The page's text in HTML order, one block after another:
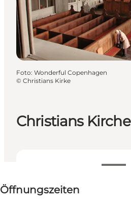
Reiseplanung
Christians Kirche
Öffnungszeiten anzeigen
Öffnungszeiten
Website besuchen
Foto: Wonderful Copenhagen
© Christians Kirke